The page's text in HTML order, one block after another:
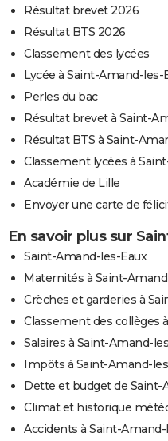
Résultat brevet 2026
Résultat BTS 2026
Classement des lycées
Lycée à Saint-Amand-les-
Perles du bac
Résultat brevet à Saint-
Résultat BTS à Saint-
Classement lycées à
Académie de Lille
Envoyer une carte de
En savoir plus sur
Saint-Amand-les-Eaux
Maternités à Saint-
Crèches et garderies à
Classement des collèges
Salaires à Saint-Amand-
Impôts à Saint-Amand-
Dette et budget de Saint-
Climat et historique
Accidents à Saint-Amand-